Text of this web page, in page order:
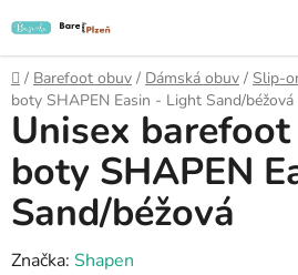
na
obsah
Domů
/ Barefoot obuv / Dámská obuv / Slip-
boty SHAPEN Easin - Light Sand/béžová
Unisex
boty SHAPEN
Sand/béžová
Značka: Shapen